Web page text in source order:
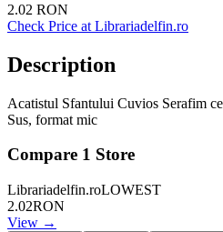
2.02 RON
Check Price at Librariadelfin.ro
Description
Acatistul Sfantului Cuvios Serafim
Sus, format mic
Compare 1 Store
Librariadelfin.roLOWEST
2.02RON
View →